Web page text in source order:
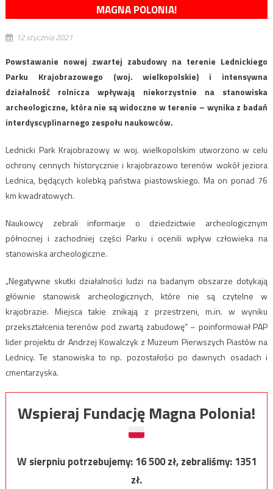
MAGNA POLONIA!
12 stycznia 2021
Powstawanie nowej zwartej zabudowy na terenie Lednickiego
Parku Krajobrazowego (woj. wielkopolskie) i intensywna
działalność rolnicza wpływają niekorzystnie na stanowiska
archeologiczne, która nie są widoczne w terenie – wynika z badań
interdyscyplinarnego zespołu naukowców.
Lednicki Park Krajobrazowy w woj. wielkopolskim utworzono w celu
ochrony cennych historycznie i krajobrazowo terenów wokół jeziora
Lednica, będących kolebką państwa piastowskiego. Ma on ponad 76
km kwadratowych.
Naukowcy zebrali informacje o dziedzictwie archeologicznym
północnej i zachodniej części Parku i ocenili wpływ człowieka na
stanowiska archeologiczne.
„Negatywne skutki działalności ludzi na badanym obszarze dotykają
głównie stanowisk archeologicznych, które nie są czytelne w
krajobrazie. Miejsca takie znikają z przestrzeni, m.in. w wyniku
przekształcenia terenów pod zwartą zabudowę” – poinformował PAP
lider projektu dr Andrzej Kowalczyk z Muzeum Pierwszych Piastów na
Lednicy. Te stanowiska to np. pozostałości po dawnych osadach i
cmentarzyska.
Wspieraj Fundację Magna Polonia!
W sierpniu potrzebujemy:16 500zł, zebraliśmy:1351
zł.